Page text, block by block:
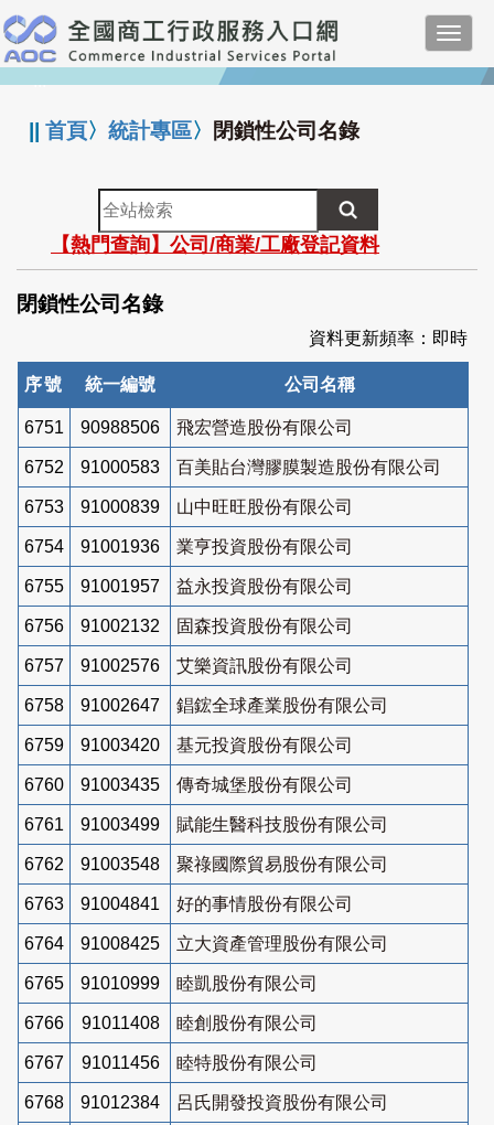
跳
到
主
要
:::
||首頁〉統計專區〉 閉鎖性公司名錄
全
站
檢
索
【熱門查詢】公司/商業/工廠登記資料
閉鎖性公司名錄
資料更新頻率：即時
序號 統一編號 公司名稱
6751 90988506 飛宏營造股份有限公司
6752 91000583 百美貼台灣膠膜製造股份有限公司
6753 91000839 山中旺旺股份有限公司
6754 91001936 業亨投資股份有限公司
6755 91001957 益永投資股份有限公司
6756 91002132 固森投資股份有限公司
6757 91002576 艾樂資訊股份有限公司
6758 91002647 錩鋐全球產業股份有限公司
6759 91003420 基元投資股份有限公司
6760 91003435 傳奇城堡股份有限公司
6761 91003499 賦能生醫科技股份有限公司
6762 91003548 聚祿國際貿易股份有限公司
6763 91004841 好的事情股份有限公司
6764 91008425 立大資產管理股份有限公司
6765 91010999 睦凱股份有限公司
6766 91011408 睦創股份有限公司
6767 91011456 睦特股份有限公司
6768 91012384 呂氏開發投資股份有限公司